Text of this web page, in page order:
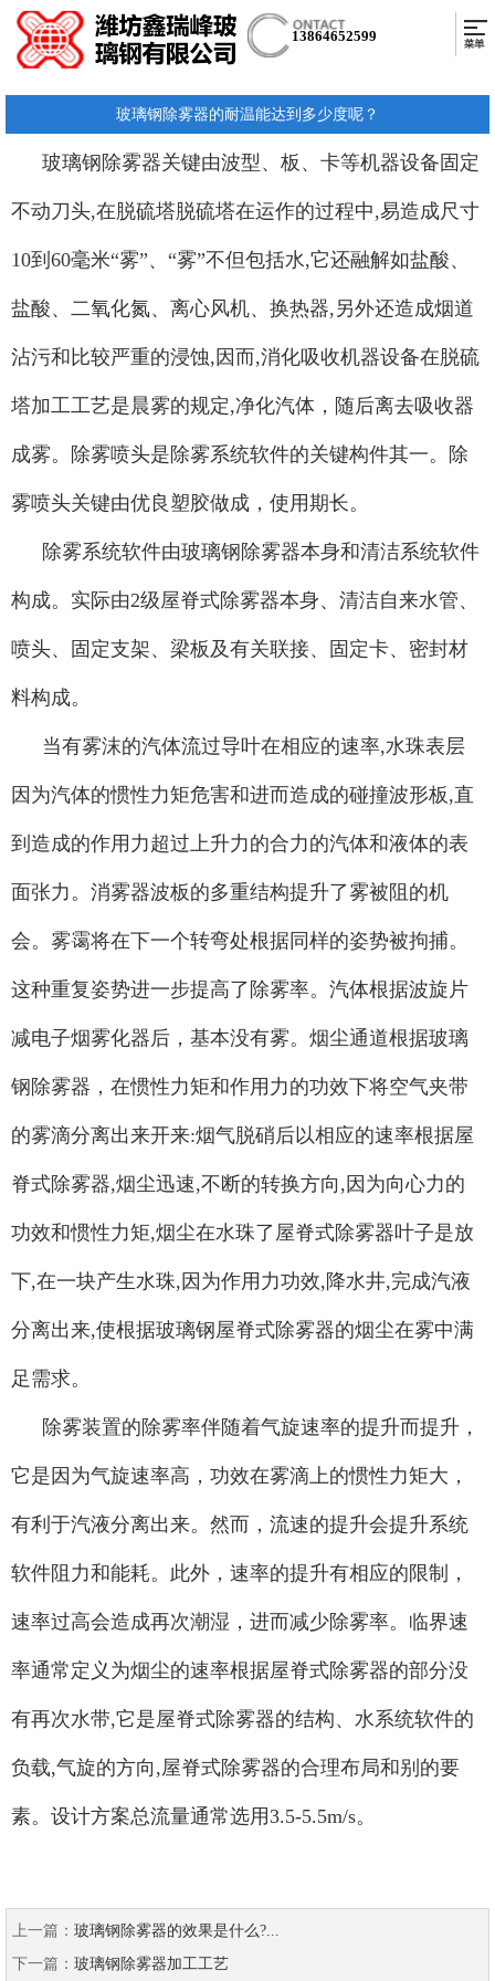
13864652599
玻璃钢除雾器的耐温能达到多少度呢？
玻璃钢除雾器关键由波型、板、卡等机器设备固定
不动刀头,在脱硫塔脱硫塔在运作的过程中,易造成尺寸
10到60毫米“雾”、“雾”不但包括水,它还融解如盐酸、
盐酸、二氧化氮、离心风机、换热器,另外还造成烟道
沾污和比较严重的浸蚀,因而,消化吸收机器设备在脱硫
塔加工工艺是晨雾的规定,净化汽体，随后离去吸收器
成雾。除雾喷头是除雾系统软件的关键构件其一。除
雾喷头关键由优良塑胶做成，使用期长。
除雾系统软件由玻璃钢除雾器本身和清洁系统软件
构成。实际由2级屋脊式除雾器本身、清洁自来水管、
喷头、固定支架、梁板及有关联接、固定卡、密封材
料构成。
当有雾沫的汽体流过导叶在相应的速率,水珠表层
因为汽体的惯性力矩危害和进而造成的碰撞波形板,直
到造成的作用力超过上升力的合力的汽体和液体的表
面张力。消雾器波板的多重结构提升了雾被阻的机
会。雾霭将在下一个转弯处根据同样的姿势被拘捕。
这种重复姿势进一步提高了除雾率。汽体根据波旋片
减电子烟雾化器后，基本没有雾。烟尘通道根据玻璃
钢除雾器，在惯性力矩和作用力的功效下将空气夹带
的雾滴分离出来开来:烟气脱硝后以相应的速率根据屋
脊式除雾器,烟尘迅速,不断的转换方向,因为向心力的
功效和惯性力矩,烟尘在水珠了屋脊式除雾器叶子是放
下,在一块产生水珠,因为作用力功效,降水井,完成汽液
分离出来,使根据玻璃钢屋脊式除雾器的烟尘在雾中满
足需求。
除雾装置的除雾率伴随着气旋速率的提升而提升，
它是因为气旋速率高，功效在雾滴上的惯性力矩大，
有利于汽液分离出来。然而，流速的提升会提升系统
软件阻力和能耗。此外，速率的提升有相应的限制，
速率过高会造成再次潮湿，进而减少除雾率。临界速
率通常定义为烟尘的速率根据屋脊式除雾器的部分没
有再次水带,它是屋脊式除雾器的结构、水系统软件的
负载,气旋的方向,屋脊式除雾器的合理布局和别的要
素。设计方案总流量通常选用3.5-5.5m/s。
上一篇： 玻璃钢除雾器的效果是什么?...
下一篇： 玻璃钢除雾器加工工艺